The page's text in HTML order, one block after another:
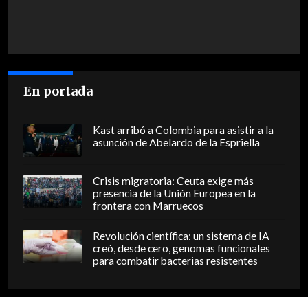
En portada
Kast arribó a Colombia para asistir a la
asunción de Abelardo de la Espriella
Crisis migratoria: Ceuta exige más
presencia de la Unión Europea en la
frontera con Marruecos
Revolución científica: un sistema de IA
creó, desde cero, genomas funcionales
para combatir bacterias resistentes